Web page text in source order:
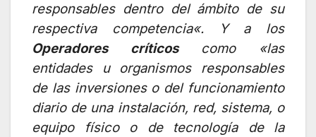
responsables dentro del ámbito de su
respectiva competencia«. Y a los
Operadores críticoscomo «las
entidades u organismos responsables
de las inversiones o del funcionamiento
diario de una instalación, red, sistema, o
equipo físico o de tecnología de la